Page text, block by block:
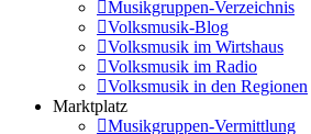
Musikgruppen-Verzeichnis
Volksmusik-Blog
Volksmusik im Wirtshaus
Volksmusik im Radio
Volksmusik in den Regionen
Marktplatz
Musikgruppen-Vermittlung